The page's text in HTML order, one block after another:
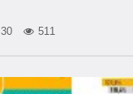
511